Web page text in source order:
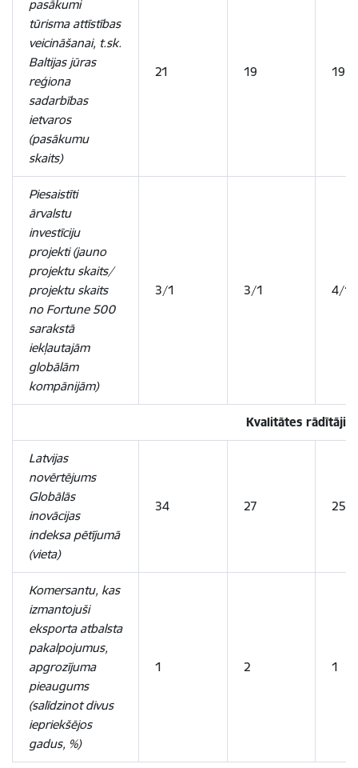
pasākumi
tūrisma attīstības
veicināšanai, t.sk.
Baltijas jūras
reģiona
sadarbības
ietvaros
(pasākumu
skaits)
21 19 19
Piesaistīti
ārvalstu
investīciju
projekti (jauno
projektu skaits/
projektu skaits
no Fortune 500
sarakstā
iekļautajām
globālām
kompānijām)
3/1 3/1 4/1
Kvalitātes rādītāji
Latvijas
novērtējums
Globālās
inovācijas
indeksa pētījumā
(vieta)
34 27 25
Komersantu, kas
izmantojuši
eksporta atbalsta
pakalpojumus,
apgrozījuma
pieaugums
(salīdzinot divus
iepriekšējos
gadus, %)
1 2 1